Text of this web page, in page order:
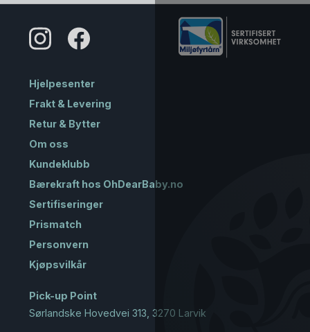
Hjelpesenter
Frakt & Levering
Retur & Bytter
Om oss
Kundeklubb
Bærekraft hos OhDearBaby.no
Sertifiseringer
Prismatch
Personvern
Kjøpsvilkår
Pick-up Point
Sørlandske Hovedvei 313, 3270 Larvik